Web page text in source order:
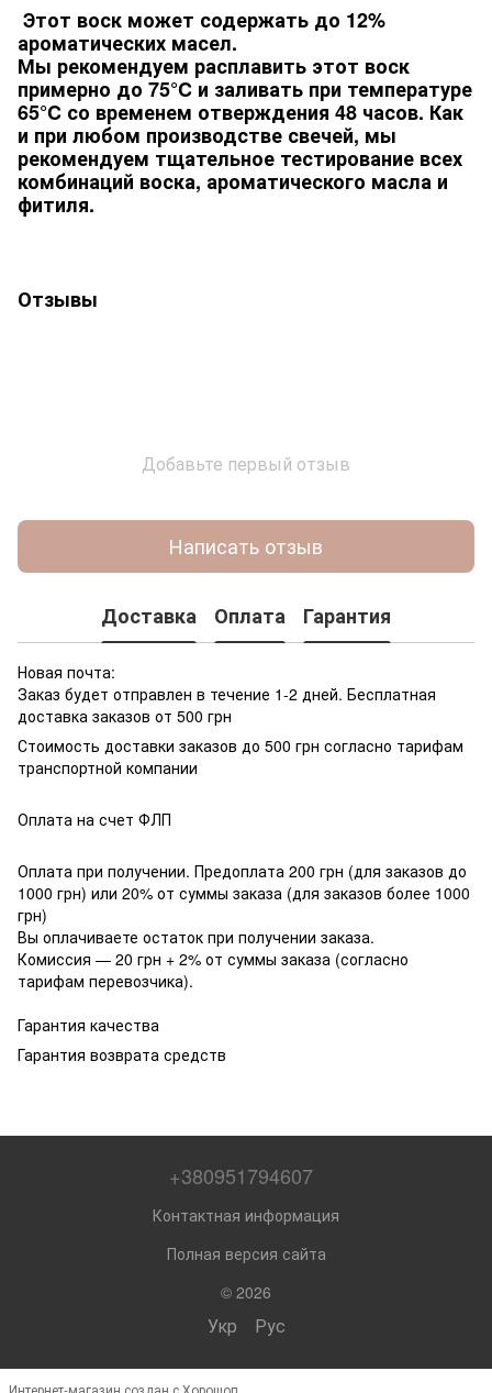
Этот воск может содержать до 12%
ароматических масел.
Мы рекомендуем расплавить этот воск
примерно до 75°C и заливать при температуре
65°C со временем отверждения 48 часов. Как
и при любом производстве свечей, мы
рекомендуем тщательное тестирование всех
комбинаций воска, ароматического масла и
фитиля.
Отзывы
Добавьте первый отзыв
Написать отзыв
Доставка Оплата Гарантия
Новая почта:
Заказ будет отправлен в течение 1-2 дней. Бесплатная
доставка заказов от 500 грн
Стоимость доставки заказов до 500 грн согласно тарифам
транспортной компании
Оплата на счет ФЛП
Оплата при получении. Предоплата 200 грн (для заказов до
1000 грн) или 20% от суммы заказа (для заказов более 1000
грн)
Вы оплачиваете остаток при получении заказа.
Комиссия — 20 грн + 2% от суммы заказа (согласно
тарифам перевозчика).
Гарантия качества
Гарантия возврата средств
+380951794607
Контактная информация
Полная версия сайта
© 2026
Укр Рус